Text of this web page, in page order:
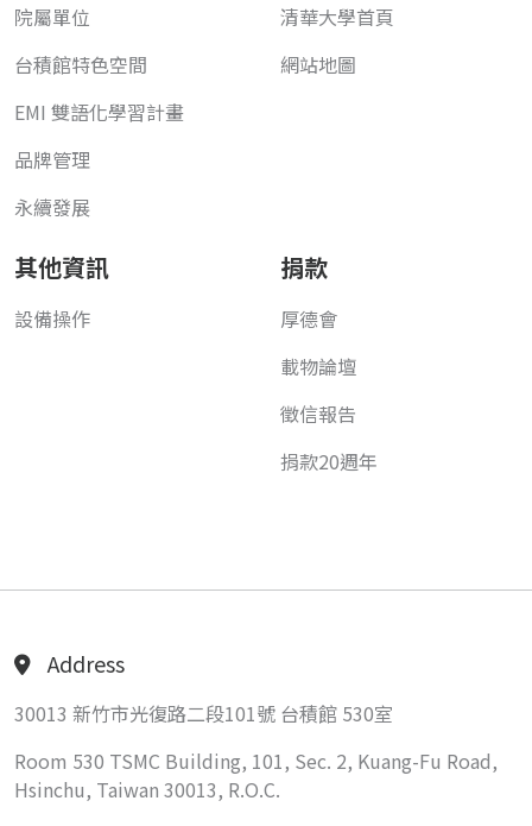
院屬單位
台積館特色空間
EMI 雙語化學習計畫
品牌管理
永續發展
清華大學首頁
網站地圖
其他資訊
設備操作
捐款
厚德會
載物論壇
徵信報告
捐款20週年
Address
30013 新竹市光復路二段101號 台積館 530室
Room 530 TSMC Building, 101, Sec. 2, Kuang-Fu Road,
Hsinchu, Taiwan 30013, R.O.C.